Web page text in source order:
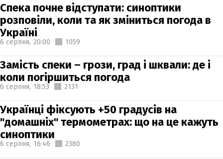
Спека почне відступати: синоптики
розповіли, коли та як зміниться погода в
Україні
6 серпня, 20:00 1059
Замість спеки – грози, град і шквали: де і
коли погіршиться погода
6 серпня, 18:53 2131
Українці фіксують +50 градусів на
"домашніх" термометрах: що на це кажуть
синоптики
6 серпня, 16:46 2380